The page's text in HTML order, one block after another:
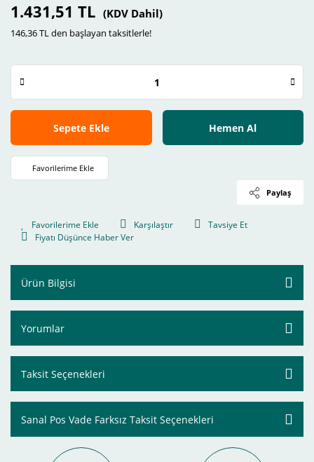
1.431,51 TL (KDV Dahil)
146,36 TL den başlayan taksitlerle!
Sepete Ekle Hemen Al
Paylaş
Karşılaştır
Tavsiye Et
Fiyatı Düşünce Haber Ver
Ürün Bilgisi
Yorumlar
Taksit Seçenekleri
Sanal Pos Vade Farksız Taksit Seçenekleri